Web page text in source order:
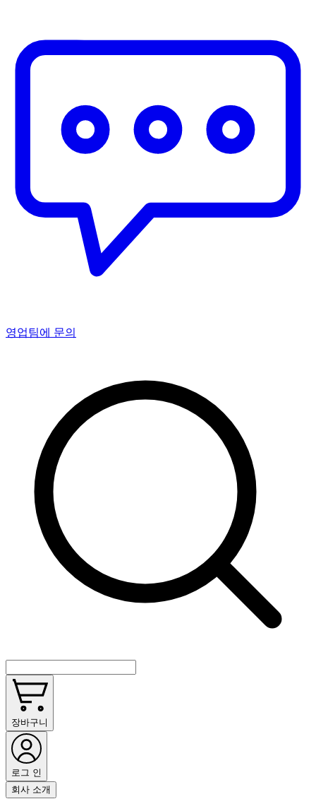
영업팀에 문의
장바구니
로그 인
회사 소개